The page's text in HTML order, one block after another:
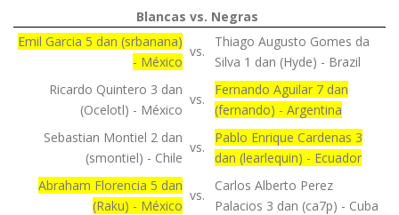
Blancas vs. Negras
Emil Garcia 5 dan (srbanana)
- México
vs.
Thiago Augusto Gomes da
Silva 1 dan (Hyde) - Brazil
Ricardo Quintero 3 dan
(Ocelotl) - México
vs.
Fernando Aguilar 7 dan
(fernando) - Argentina
Sebastian Montiel 2 dan
(smontiel) - Chile
vs.
Pablo Enrique Cardenas 3
dan (learlequin) - Ecuador
Abraham Florencia 5 dan
(Raku) - México
vs.
Carlos Alberto Perez
Palacios 3 dan (ca7p) - Cuba